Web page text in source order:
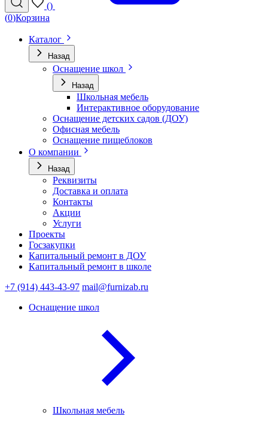
()
(0)Корзина
Каталог
Назад
Оснащение школ
Назад
Школьная мебель
Интерактивное оборудование
Оснащение детских садов (ДОУ)
Офисная мебель
Оснащение пищеблоков
О компании
Назад
Реквизиты
Доставка и оплата
Контакты
Акции
Услуги
Проекты
Госзакупки
Капитальный ремонт в ДОУ
Капитальный ремонт в школе
+7 (914) 443-43-97 mail@furnizab.ru
Оснащение школ
Школьная мебель